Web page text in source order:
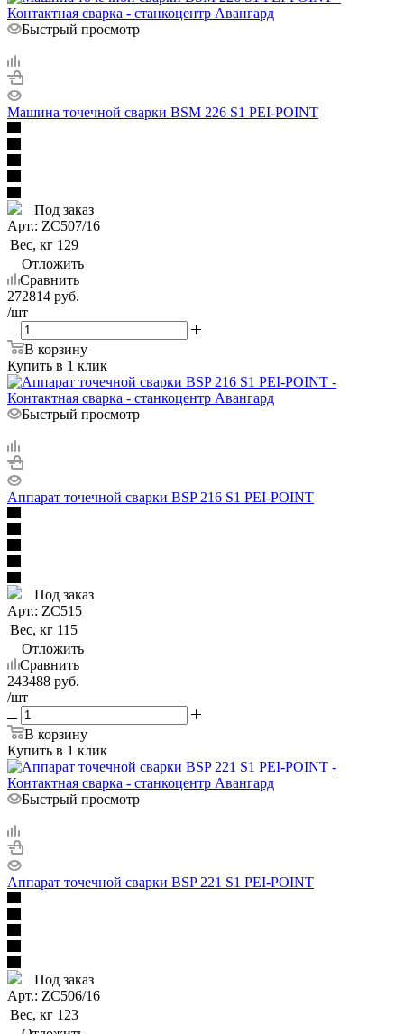
Быстрый просмотр
Машина точечной сварки BSM 226 S1 PEI-POINT
Под заказ
Арт.: ZC507/16
Вес, кг 129
Отложить
Сравнить
272814 руб.
/шт
В корзину
Купить в 1 клик
Быстрый просмотр
Аппарат точечной сварки BSP 216 S1 PEI-POINT
Под заказ
Арт.: ZC515
Вес, кг 115
Отложить
Сравнить
243488 руб.
/шт
В корзину
Купить в 1 клик
Быстрый просмотр
Аппарат точечной сварки BSP 221 S1 PEI-POINT
Под заказ
Арт.: ZC506/16
Вес, кг 123